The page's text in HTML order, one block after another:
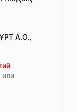
А.О.,
или